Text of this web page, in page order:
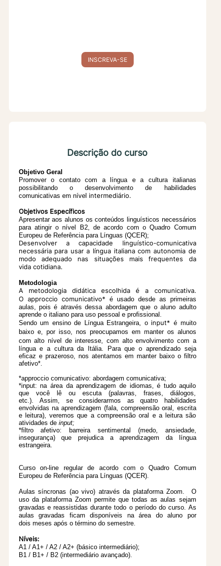
INSCREVA-SE
Descrição do curso
Objetivo Geral
Promover o contato com a língua e a cultura italianas
possibilitando o desenvolvimentode habilidades
comunicativas em nível intermediário.
Objetivos Específicos
Apresentar aos alunos os conteúdos linguísticos necessários
para atingir o nível B2, deacordo com o Quadro Comum
Europeu de Referência para Línguas (QCER);
Desenvolver a capacidade linguístico-comunicativa
necessária para usar a língua italiana com autonomia de
modo adequado nas situações mais frequentes da
vida cotidiana.
Metodologia
A metodologia didática escolhida é a comunicativa.
O approccio comunicativo* é usado desde as primeiras
aulas, pois é através dessa abordagem que o aluno adulto
aprende o italiano para uso pessoal e profissional.
Sendo um ensino de Língua Estrangeira, o input* é muito
baixo e, por isso, nos preocupamos em manter os alunos
com alto nível de interesse, com alto envolvimento com a
língua e a cultura da Itália. Para que o aprendizado seja
eficaz e prazeroso, nos atentamos em manter baixo o filtro
afetivo*.
*approccio comunicativo: abordagem comunicativa;
*input: na área da aprendizagem de idiomas, é tudo aquilo
que você lê ou escuta (palavras, frases, diálogos,
etc.). Assim, se considerarmos as quatro habilidades
envolvidas na aprendizagem (fala, compreensão oral, escrita
e leitura), veremos que a compreensão oral e a leitura são
atividades de input;
*filtro afetivo: barreira sentimental (medo, ansiedade,
insegurança) que prejudica a aprendizagem da língua
estrangeira.
Curso on-line regular de acordo com o Quadro Comum
Europeu de Referência para
Línguas (QCER).
Aulas síncronas (ao vivo) através da plataforma Zoom.
O
uso da plataforma Zoom permite que todas as aulas sejam
gravadas e reassistidas durante todo o período do curso. As
aulas gravadas ficam disponíveis na área do aluno por
dois meses após o término do semestre.
Níveis:
A1 / A1+ / A2 / A2+ (básico intermediário);
B1 / B1+ / B2 (intermediário avançado).